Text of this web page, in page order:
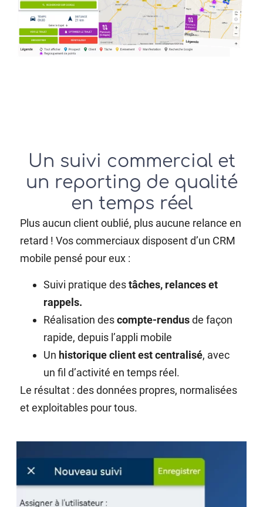
Un suivi commercial et
un reporting de qualité
en temps réel
Plus aucun client oublié, plus aucune relance en
retard ! Vos commerciaux disposent d’un CRM
mobile pensé pour eux :
Suivi pratique destâches, relances et
rappels.
Réalisation descompte-rendusde façon
rapide, depuis l’appli mobile
Un historique client est centralisé, avec
un fil d’activité en temps réel.
Le résultat : des données propres, normalisées
et exploitables pour tous.